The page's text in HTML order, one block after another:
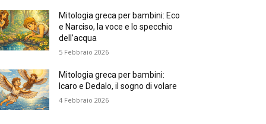
Mitologia greca per bambini: Eco
e Narciso, la voce e lo specchio
dell’acqua
5 Febbraio 2026
Mitologia greca per bambini:
Icaro e Dedalo, il sogno di volare
4 Febbraio 2026